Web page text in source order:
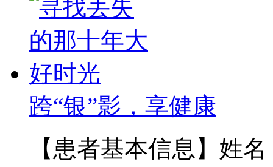
跨“银”影，享健康
【患者基本信息】姓